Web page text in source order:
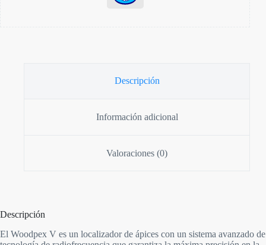
Descripción
Información adicional
Valoraciones (0)
Descripción
El Woodpex V es un localizador de ápices con un sistema avanzado de